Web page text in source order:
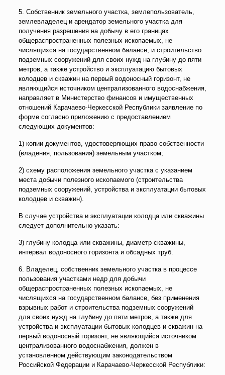
5. Собственник земельного участка, землепользователь,
землевладелец и арендатор земельного участка для
получения разрешения на добычу в его границах
общераспространенных полезных ископаемых, не
числящихся на государственном балансе, и строительство
подземных сооружений для своих нужд на глубину до пяти
метров, а также устройство и эксплуатацию бытовых
колодцев и скважин на первый водоносный горизонт, не
являющийся источником централизованного водоснабжения,
направляет в Министерство финансов и имущественных
отношений Карачаево-Черкесской Республики заявление по
форме согласно приложению с предоставлением
следующих документов:
1) копии документов, удостоверяющих право собственности
(владения, пользования) земельным участком;
2) схему расположения земельного участка с указанием
места добычи полезного ископаемого (строительства
подземных сооружений, устройства и эксплуатации бытовых
колодцев и скважин).
В случае устройства и эксплуатации колодца или скважины
следует дополнительно указать:
3) глубину колодца или скважины, диаметр скважины,
интервал водоносного горизонта и обсадных труб.
6. Владелец, собственник земельного участка в процессе
пользования участками недр для добычи
общераспространенных полезных ископаемых, не
числящихся на государственном балансе, без применения
взрывных работ и строительства подземных сооружений
для своих нужд на глубину до пяти метров, а также для
устройства и эксплуатации бытовых колодцев и скважин на
первый водоносный горизонт, не являющийся источником
централизованного водоснабжения, должен в
установленном действующим законодательством
Российской Федерации и Карачаево-Черкесской Республики: